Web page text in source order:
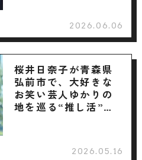
2026.06.06
桜井日奈子が青森県
弘前市で、大好きな
お笑い芸人ゆかりの
地を巡る“推し活”旅
2026.05.16